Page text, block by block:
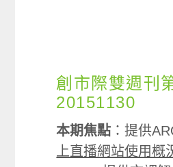
創市際雙週刊
20151130
本期焦點 ：提供
上直播網站使用概